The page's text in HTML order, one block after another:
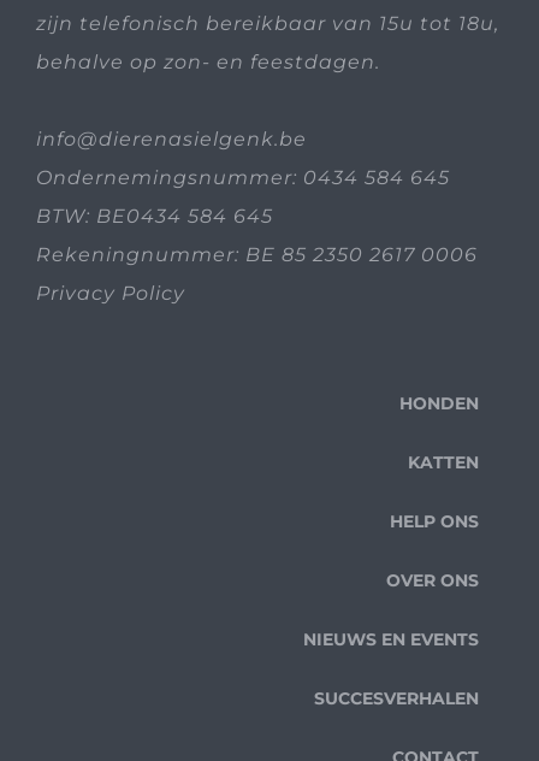
zijn telefonisch bereikbaar van 15u tot 18u,
behalve op zon- en feestdagen.
info@dierenasielgenk.be
Ondernemingsnummer: 0434 584 645
BTW: BE0434 584 645
Rekeningnummer: BE 85 2350 2617 0006
Privacy Policy
HONDEN
KATTEN
HELP ONS
OVER ONS
NIEUWS EN EVENTS
SUCCESVERHALEN